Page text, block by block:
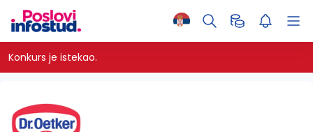
Konkurs je istekao.